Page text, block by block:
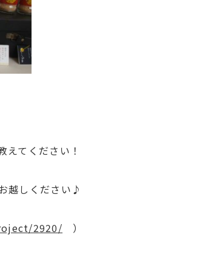
てください！
越しください♪
2920/ ）